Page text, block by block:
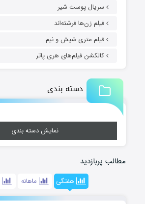
سریال پوست شیر
فیلم زن‌ها فرشته‌اند
فیلم متری شیش و نیم
کالکشن فیلم‌های هری پاتر
دسته بندی
نمایش دسته بندی
مطالب پربازدید
هفتگی ماهانه